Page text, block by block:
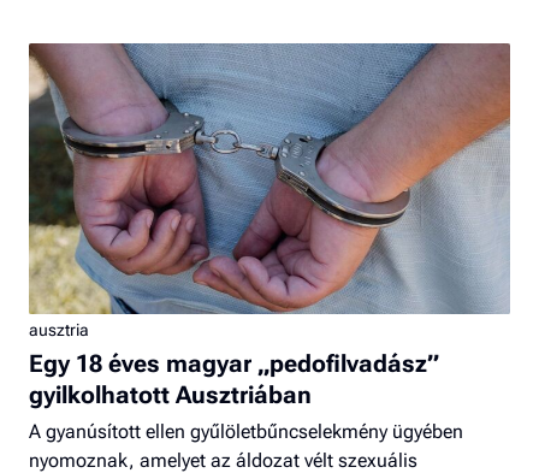
ausztria
Egy 18 éves magyar „pedofilvadász”
gyilkolhatott Ausztriában
A gyanúsított ellen gyűlöletbűncselekmény ügyében
nyomoznak, amelyet az áldozat vélt szexuális